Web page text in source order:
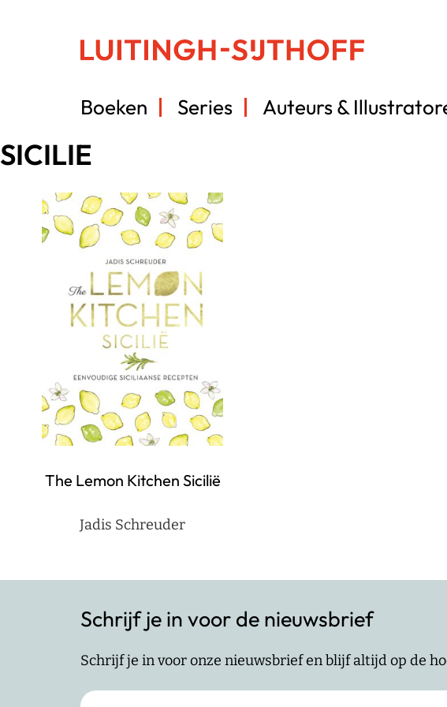
Boeken Series Auteurs &
SICILIE
The Lemon Kitchen Sicilië
Jadis Schreuder
Schrijf je in voor de nieuwsbrief
Schrijf je in voor onze nieuwsbrief en blijf altijd op de